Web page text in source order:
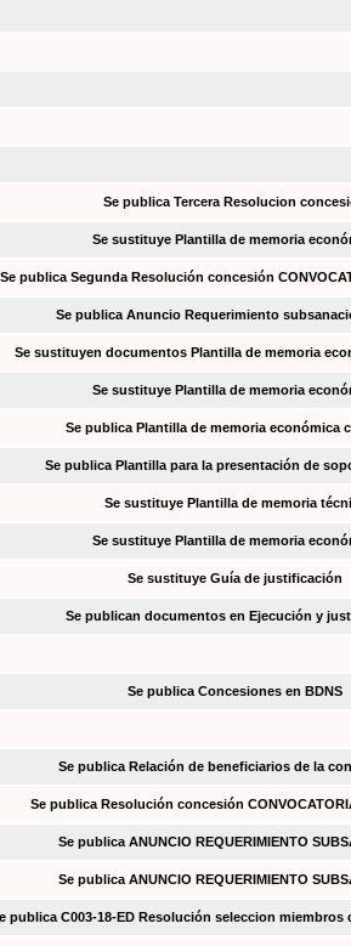
Se publica Tercera Resolucion
Se sustituye Plantilla de memoria
Se publica Segunda Resolución concesión
Se publica Anuncio Requerimiento
Se sustituyen documentos Plantilla de memoria
Se sustituye Plantilla de memoria
Se publica Plantilla de memoria económica
Se publica Plantilla para la presentación de
Se sustituye Plantilla de memoria
Se sustituye Plantilla de memoria
Se sustituye Guía de justificación
Se publican documentos en Ejecución y
Se publica Concesiones en BDNS
Se publica Relación de beneficiarios de la
Se publica Resolución concesión
Se publica ANUNCIO REQUERIMIENTO
Se publica ANUNCIO REQUERIMIENTO
publica C003-18-ED Resolución seleccion miembros